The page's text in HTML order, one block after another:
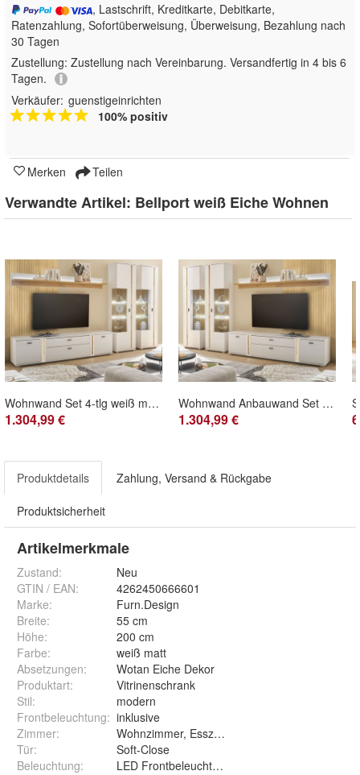
, Lastschrift, Kreditkarte, Debitkarte,
Ratenzahlung, Sofortüberweisung, Überweisung, Bezahlung nach
30 Tagen
Zustellung: Zustellung nach Vereinbarung. Versandfertig in 4 bis 6
Tagen.
Verkäufer: guenstigeinrichten
100% positiv
Merken Teilen
Verwandte Artikel: Bellport weiß Eiche Wohnen
Wohnwand Set 4-tlg weiß matt Eiche Schrankwand inkl Beleuchtung Soft-Close Bellport
1.304,99 €
Wohnwand Anbauwand Set 4-tlg inkl Beleuchtung Soft-Close weiß matt Eiche Bellport
1.304,99 €
Produktdetails Zahlung, Versand & Rückgabe
Produktsicherheit
Artikelmerkmale
Zustand:
Neu
GTIN / EAN:
4262450666601
Marke:
Furn.Design
Breite:
55 cm
Höhe:
200 cm
Farbe:
weiß matt
Absetzungen:
Wotan Eiche Dekor
Produktart:
Vitrinenschrank
Stil:
modern
Frontbeleuchtung: inklusive
Zimmer:
Wohnzimmer, Esszimmer
Tür:
Soft-Close
Beleuchtung: